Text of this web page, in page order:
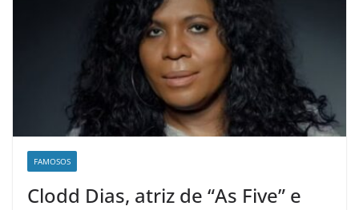
FAMOSOS
Clodd Dias, atriz de “As Five” e